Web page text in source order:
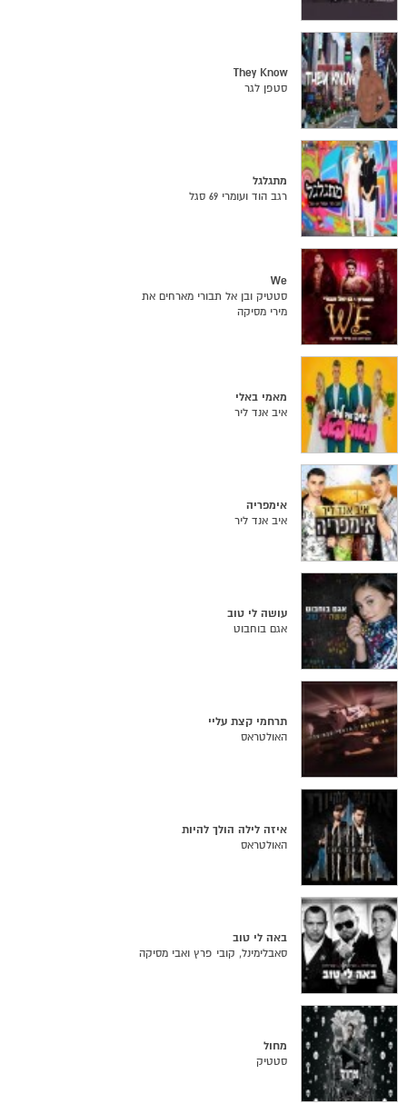
They Know
סטפן לגר
מתגלגל
רגב הוד ועומרי 69 סגל
We
סטטיק ובן אל תבורי מארחים את
מירי מסיקה
מאמי באלי
איב אנד ליר
אימפריה
איב אנד ליר
עושה לי טוב
אגם בוחבוט
תרחמי קצת עליי
האולטראס
איזה לילה הולך להיות
האולטראס
באה לי טוב
סאבלימינל, קובי פרץ ואבי מסיקה
מחול
סטטיק